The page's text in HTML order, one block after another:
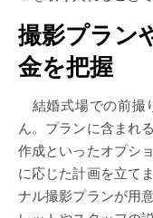
撮影プラン
金を把握
結婚式場での前撮
ん。プランに含まれ
作成といったオプシ
に応じた計画を立て
ナル撮影プランが用